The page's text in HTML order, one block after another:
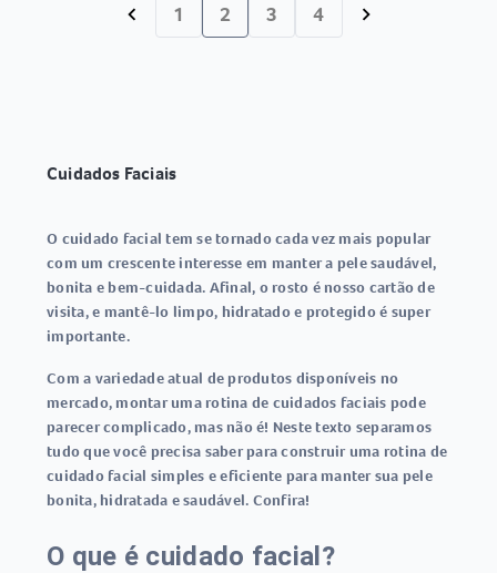
chevron_left 1 2 3 4 chevron_right
Cuidados Faciais
O cuidado facial tem se tornado cada vez mais popular
com um crescente interesse em manter a pele saudável,
bonita e bem-cuidada. Afinal, o rosto é nosso cartão de
visita, e mantê-lo limpo, hidratado e protegido é super
importante.
Com a variedade atual de produtos disponíveis no
mercado, montar uma rotina de cuidados faciais pode
parecer complicado, mas não é! Neste texto separamos
tudo que você precisa saber para construir uma rotina de
cuidado facial simples e eficiente para manter sua pele
bonita, hidratada e saudável. Confira!
O que é cuidado facial?